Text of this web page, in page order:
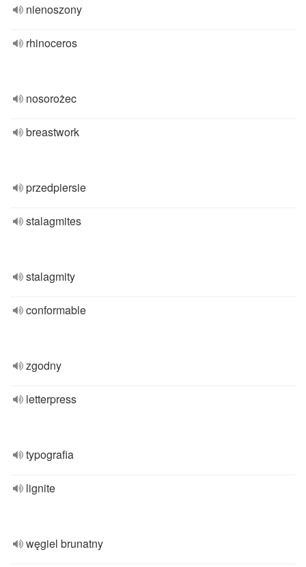
nienoszony
rhinoceros
nosorożec
breastwork
przedpiersie
stalagmites
stalagmity
conformable
zgodny
letterpress
typografia
lignite
węgiel brunatny